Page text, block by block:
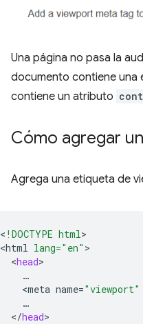
Una página no pasa la
documento contiene una
contiene un atributo
Cómo agregar
Agrega una etiqueta de
< !DOCTYPE html>
<html lang="en"
<head
<meta name="viewport"
</head